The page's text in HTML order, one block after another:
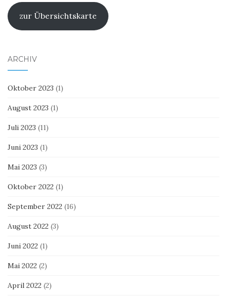
zur Übersichtskarte
ARCHIV
Oktober 2023 (1)
August 2023 (1)
Juli 2023 (11)
Juni 2023 (1)
Mai 2023 (3)
Oktober 2022 (1)
September 2022 (16)
August 2022 (3)
Juni 2022 (1)
Mai 2022 (2)
April 2022 (2)